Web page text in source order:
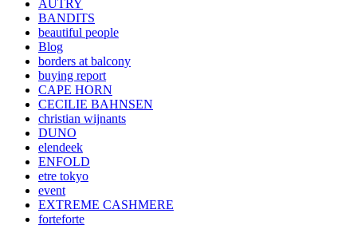
AUTRY
BANDITS
beautiful people
Blog
borders at balcony
buying report
CAPE HORN
CECILIE BAHNSEN
christian wijnants
DUNO
elendeek
ENFOLD
etre tokyo
event
EXTREME CASHMERE
forteforte